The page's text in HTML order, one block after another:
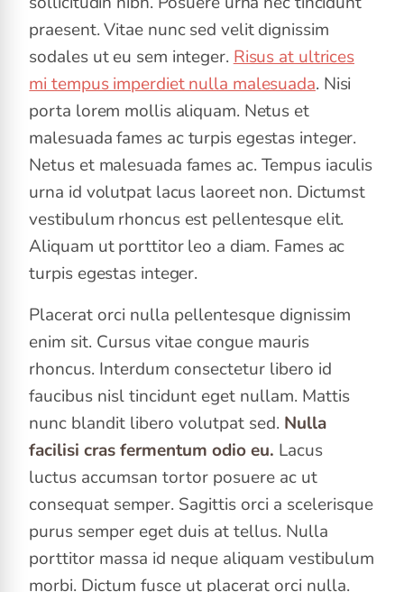
praesent. Vitae nunc sed velit dignissim
sodales ut eu sem integer. Risus at ultrices
mi tempus imperdiet nulla malesuada. Nisi
porta lorem mollis aliquam. Netus et
malesuada fames ac turpis egestas integer.
Netus et malesuada fames ac. Tempus iaculis
urna id volutpat lacus laoreet non. Dictumst
vestibulum rhoncus est pellentesque elit.
Aliquam ut porttitor leo a diam. Fames ac
turpis egestas integer.
Placerat orci nulla pellentesque dignissim
enim sit. Cursus vitae congue mauris
rhoncus. Interdum consectetur libero id
faucibus nisl tincidunt eget nullam. Mattis
nunc blandit libero volutpat sed. Nulla
facilisi cras fermentum odio eu. Lacus
luctus accumsan tortor posuere ac ut
consequat semper. Sagittis orci a scelerisque
purus semper eget duis at tellus. Nulla
porttitor massa id neque aliquam vestibulum
morbi. Dictum fusce ut placerat orci nulla.